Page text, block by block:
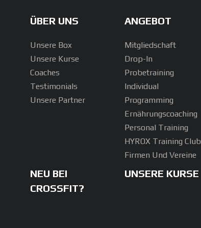
ÜBER UNS
Unsere Box
Unsere Kurse
Coaches
Testimonials
Unsere Partner
ANGEBOT
Mitgliedschaft
Drop-In
Probetraining
Individual
Programming
Ernährungscoaching
Personal Training
HYROX Training Club
Firmen Und Vereine
NEU BEI
CROSSFIT?
UNSERE KURSE